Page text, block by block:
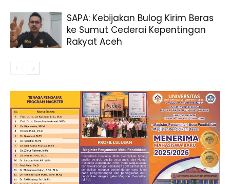
SAPA: Kebijakan Bulog Kirim Beras
ke Sumut Cederai Kepentingan
Rakyat Aceh